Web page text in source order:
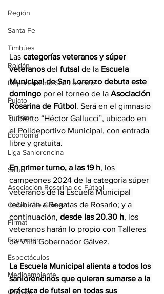
Región
Santa Fe
Timbúes
Roldán
Departamento San Lorenzo
Pujato
Turismo
Economía
Liga Sanlorencina
Salud
Asociación Rosarina de Fútbol
Cañada de Gómez
Firmat
Educación
Espectáculos
Medioambiente
Opinión
Las categorías veteranos y súper
veteranos del futsal de la Escuela
Municipal de San Lorenzo debuta este
domingo por el torneo de la Asociación
Rosarina de Fútbol. Será en el gimnasio
cubierto “Héctor Gallucci”, ubicado en
el Polideportivo Municipal, con entrada
libre y gratuita.
En primer turno, a las 19 h, los
campeones 2024 de la categoría súper
veteranos de la Escuela Municipal
recibirán a Regatas de Rosario; y a
continuación, desde las 20.30 h, los
veteranos harán lo propio con Talleres
de Villa Gobernador Gálvez.
La Escuela Municipal alienta a todos los
sanlorencinos que quieran sumarse a la
práctica de futsal en todas sus